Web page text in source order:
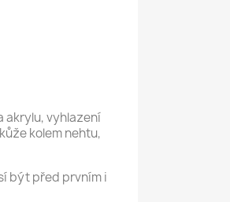
akrylu, vyhlazení
kolem nehtu,
být před prvním i